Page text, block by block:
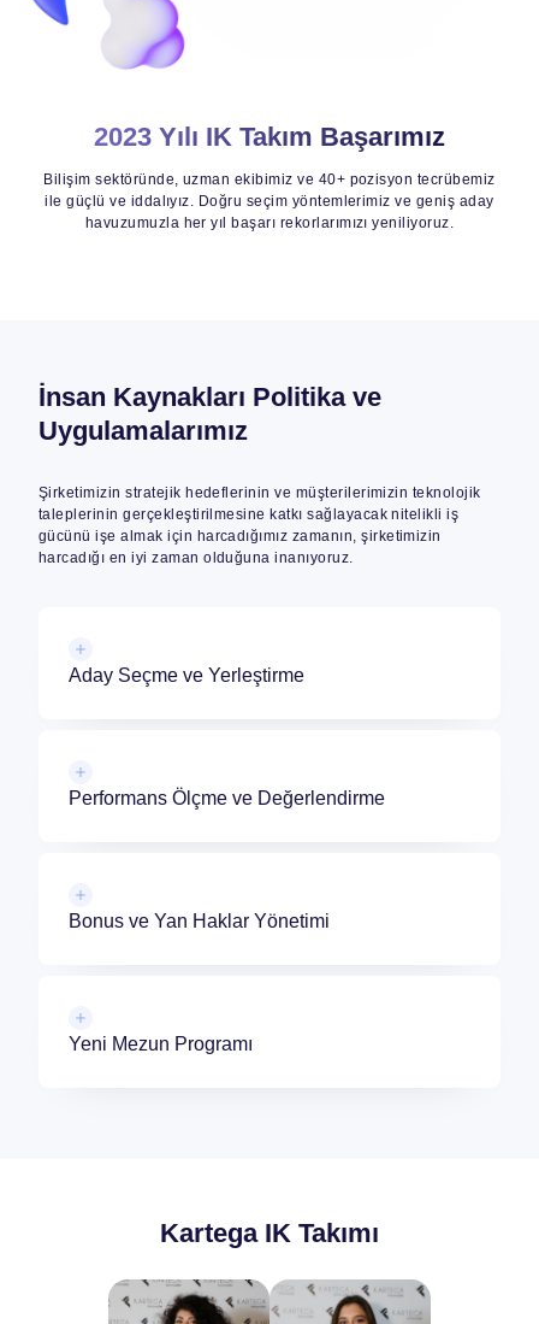
2023 Yılı IK Takım Başarımız
Bilişim sektöründe, uzman ekibimiz ve 40+ pozisyon tecrübemiz
ile güçlü ve iddalıyız. Doğru seçim yöntemlerimiz ve geniş aday
havuzumuzla her yıl başarı rekorlarımızı yeniliyoruz.
İnsan Kaynakları Politika ve
Uygulamalarımız
Şirketimizin stratejik hedeflerinin ve müşterilerimizin teknolojik
taleplerinin gerçekleştirilmesine katkı sağlayacak nitelikli iş
gücünü işe almak için harcadığımız zamanın, şirketimizin
harcadığı en iyi zaman olduğuna inanıyoruz.
Aday Seçme ve Yerleştirme
Performans Ölçme ve Değerlendirme
Bonus ve Yan Haklar Yönetimi
Yeni Mezun Programı
Kartega IK Takımı